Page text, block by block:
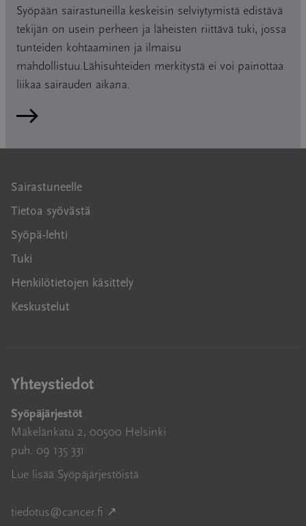
sukurauhaskudoksen (kiveskudospalan tai
munassarjakudospalan) talteen ottaminen ja
pakastaminen. Joskus vaihtoehtona on myös
sukupuolielinten huolellinen suojaaminen sädehoidon
aikana. Nämä toimet lisäävät lapsen mahdollisuutta tulla
Syöpään sairastuneilla keskeisin selviytymistä edistävä
tekijän on usein perheen ja läheisten riittävä tuki, jossa
tunteiden kohtaaminen ja ilmaisu
mahdollistuu.Lähisuhteiden merkitystä ei voi painottaa
liikaa sairauden aikana.
Lue artikkeli
Sairastuneelle
Tietoa syövästä
Syöpä-lehti
Tuki
Henkilötietojen käsittely
Keskustelut
Yhteystiedot
Syöpäjärjestöt
Mäkelänkatu 2, 00500 Helsinki
puh. 09 135 331
Lue lisää Syöpäjärjestöistä
tiedotus@cancer.fi ↗